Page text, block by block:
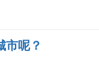
市呢？